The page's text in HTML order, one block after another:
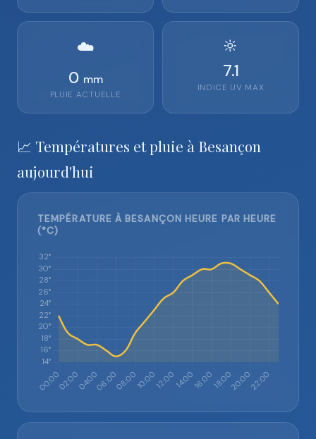
☁️
0 mm
PLUIE ACTUELLE
🔆
7.1
INDICE UV MAX
📈 Températures et pluie à Besançon
aujourd'hui
TEMPÉRATURE À BESANÇON HEURE PAR HEURE
(°C)